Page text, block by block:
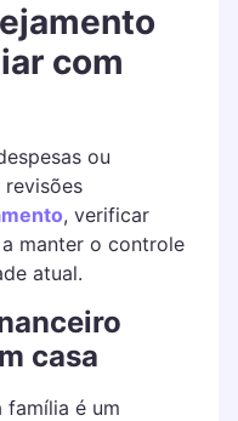
com
ou
, verificar
manter o controle
atual.
casa
família é um